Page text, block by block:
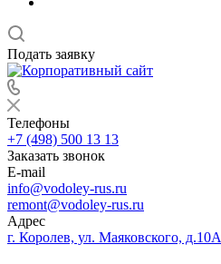
Подать заявку
Телефоны
+7 (498) 500 13 13
Заказать звонок
E-mail
info@vodoley-rus.ru
remont@vodoley-rus.ru
Адрес
г. Королев, ул. Маяковского, д.10А